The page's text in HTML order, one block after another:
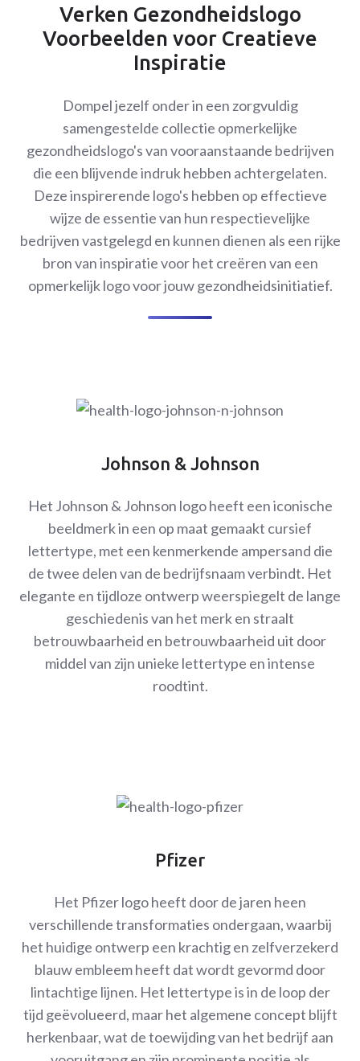
Verken Gezondheidslogo
Voorbeelden voor Creatieve
Inspiratie
Dompel jezelf onder in een zorgvuldig
samengestelde collectie opmerkelijke
gezondheidslogo's van vooraanstaande bedrijven
die een blijvende indruk hebben achtergelaten.
Deze inspirerende logo's hebben op effectieve
wijze de essentie van hun respectievelijke
bedrijven vastgelegd en kunnen dienen als een rijke
bron van inspiratie voor het creëren van een
opmerkelijk logo voor jouw gezondheidsinitiatief.
Johnson & Johnson
Het Johnson & Johnson logo heeft een iconische
beeldmerk in een op maat gemaakt cursief
lettertype, met een kenmerkende ampersand die
de twee delen van de bedrijfsnaam verbindt. Het
elegante en tijdloze ontwerp weerspiegelt de lange
geschiedenis van het merk en straalt
betrouwbaarheid en betrouwbaarheid uit door
middel van zijn unieke lettertype en intense
roodtint.
Pfizer
Het Pfizer logo heeft door de jaren heen
verschillende transformaties ondergaan, waarbij
het huidige ontwerp een krachtig en zelfverzekerd
blauw embleem heeft dat wordt gevormd door
lintachtige lijnen. Het lettertype is in de loop der
tijd geëvolueerd, maar het algemene concept blijft
herkenbaar, wat de toewijding van het bedrijf aan